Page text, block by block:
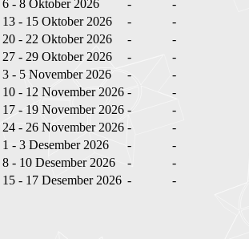
6 - 8 Oktober 2026
-
-
13 - 15 Oktober 2026
-
-
20 - 22 Oktober 2026
-
-
27 - 29 Oktober 2026
-
-
3 - 5 November 2026
-
-
10 - 12 November 2026 -
-
17 - 19 November 2026 -
-
24 - 26 November 2026 -
-
1 - 3 Desember 2026
-
-
8 - 10 Desember 2026
-
-
15 - 17 Desember 2026 - -